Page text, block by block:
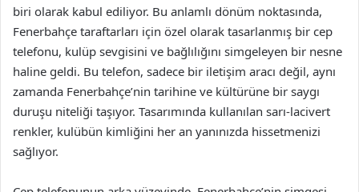
biri olarak kabul ediliyor. Bu anlamlı dönüm noktasında,
Fenerbahçe taraftarları için özel olarak tasarlanmış bir cep
telefonu, kulüp sevgisini ve bağlılığını simgeleyen bir nesne
haline geldi. Bu telefon, sadece bir iletişim aracı değil, aynı
zamanda Fenerbahçe’nin tarihine ve kültürüne bir saygı
duruşu niteliği taşıyor. Tasarımında kullanılan sarı-lacivert
renkler, kulübün kimliğini her an yanınızda hissetmenizi
sağlıyor.